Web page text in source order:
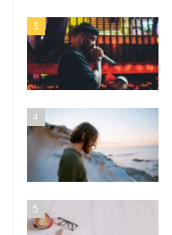
3
4
5